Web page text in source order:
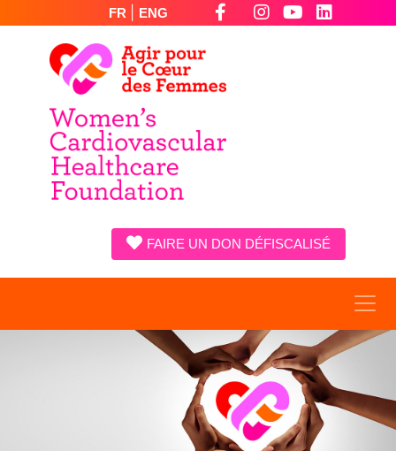
FR ENG
FAIRE UN DON DÉFISCALISÉ